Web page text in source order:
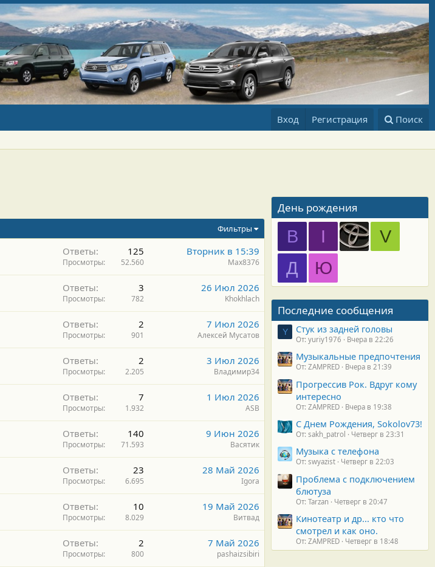
Вход Регистрация Поиск
Фильтры
Ответы 125
Просмотры 52.560
Вторник в 15:39
Max8376
Ответы 3
Просмотры 782
26 Июл 2026
Khokhlach
Ответы 2
Просмотры 901
7 Июл 2026
Алексей Мусатов
Ответы 2
Просмотры 2.205
3 Июл 2026
Владимир34
Ответы 7
Просмотры 1.932
1 Июл 2026
ASB
Ответы 140
Просмотры 71.593
9 Июн 2026
Васятик
Ответы 23
Просмотры 6.695
28 Май 2026
Igora
Ответы 10
Просмотры 8.029
19 Май 2026
Витвад
Ответы 2
Просмотры 800
7 Май 2026
pashaizsibiri
День рождения
B I
V
Д
Ю
Последние сообщения
Y Стук из задней головы
От: yuriy1976 Вчера в 22:26
Музыкальные предпочтения
От: ZAMPRED Вчера в 21:39
Прогрессив Рок. Вдруг кому
интересно
От: ZAMPRED Вчера в 19:38
С Днем Рождения, Sokolov73!
От: sakh_patrol Четверг в 23:31
Музыка с телефона
От: swyazist Четверг в 22:03
Проблема с подключением
блютуза
От: Tarzan Четверг в 20:47
Кинотеатр и др... кто что
смотрел и как оно.
От: ZAMPRED Четверг в 18:48